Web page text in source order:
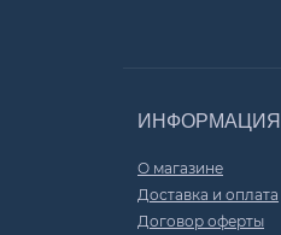
ИНФОРМАЦИЯ
О магазине
Доставка и оплата
Договор оферты